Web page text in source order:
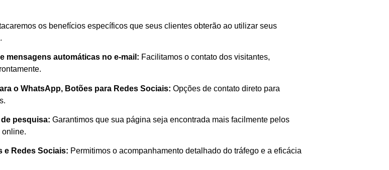
os benefícios específicos que seus clientes obterão ao utilizar seus
mensagens automáticas no e-mail: Facilitamos o contato dos visitantes,
o WhatsApp, Botões para Redes Sociais: Opções de contato direto para
pesquisa: Garantimos que sua página seja encontrada mais facilmente pelos
online.
e Redes Sociais: Permitimos o acompanhamento detalhado do tráfego e a eficácia